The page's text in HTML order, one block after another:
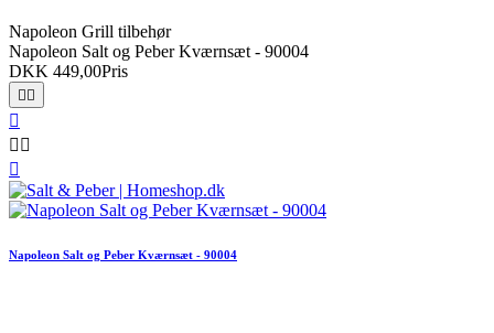
Napoleon Grill tilbehør
Napoleon Salt og Peber Kværnsæt - 90004
DKK 449,00Pris
 

 

Napoleon Salt og Peber Kværnsæt - 90004